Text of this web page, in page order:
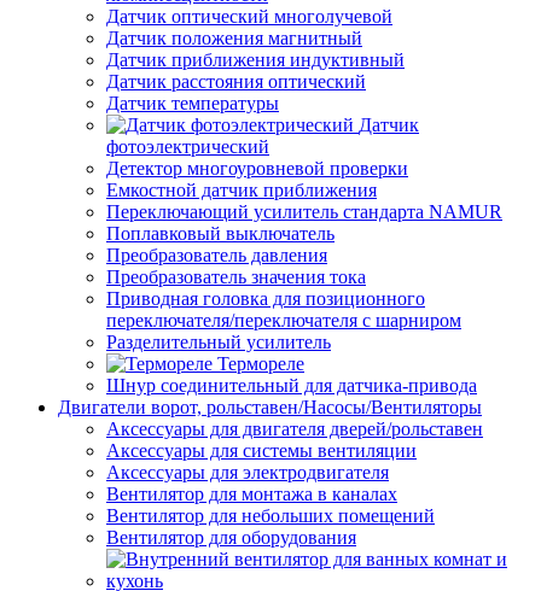
Датчик оптический многолучевой
Датчик положения магнитный
Датчик приближения индуктивный
Датчик расстояния оптический
Датчик температуры
Датчик
фотоэлектрический
Детектор многоуровневой проверки
Емкостной датчик приближения
Переключающий усилитель стандарта NAMUR
Поплавковый выключатель
Преобразователь давления
Преобразователь значения тока
Приводная головка для позиционного
переключателя/переключателя с шарниром
Разделительный усилитель
Термореле
Шнур соединительный для датчика-привода
Двигатели ворот, рольставен/Насосы/Вентиляторы
Аксессуары для двигателя дверей/рольставен
Аксессуары для системы вентиляции
Аксессуары для электродвигателя
Вентилятор для монтажа в каналах
Вентилятор для небольших помещений
Вентилятор для оборудования